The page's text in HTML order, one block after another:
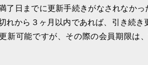
了日までに更新手続きがなされなか
れから３ヶ月以内であれば、引き続
新可能ですが、その際の会員期限は